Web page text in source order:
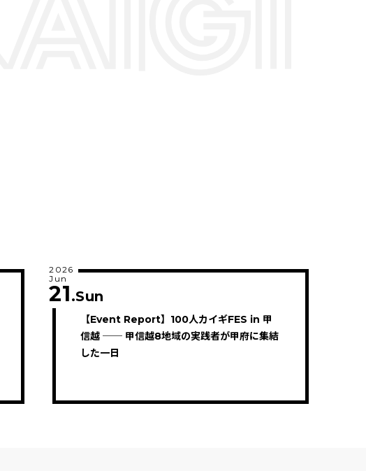
【Event Report】100人カイギFES in 甲
信越 ── 甲信越8地域の実践者が甲府に集結
した一日
2026
Jun
21.Sun